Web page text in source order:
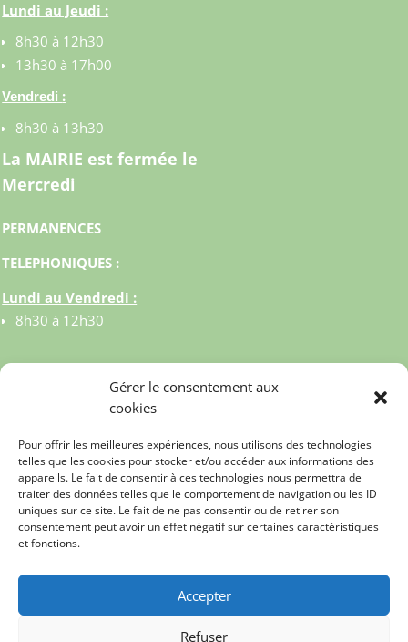
Gérer le consentement aux
cookies
Pour offrir les meilleures expériences, nous utilisons des technologies
telles que les cookies pour stocker et/ou accéder aux informations des
appareils. Le fait de consentir à ces technologies nous permettra de
traiter des données telles que le comportement de navigation ou les ID
uniques sur ce site. Le fait de ne pas consentir ou de retirer son
consentement peut avoir un effet négatif sur certaines caractéristiques
et fonctions.
Accepter
Refuser
Lundi au Jeudi :
8h30 à 12h30
13h30 à 17h00
Vendredi :
8h30 à 13h30
La MAIRIE est fermée le
Mercredi
PERMANENCES
TELEPHONIQUES :
Lundi au Vendredi :
8h30 à 12h30
© MAIRIE DE CELY 2023